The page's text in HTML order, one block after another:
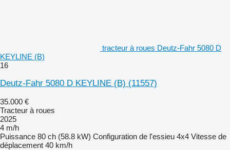
tracteur à roues Deutz-Fahr 5080 D
KEYLINE (B)
16
Deutz-Fahr 5080 D KEYLINE (B) (11557)
35.000 €
Tracteur à roues
2025
4 m/h
Puissance 80 ch (58.8 kW) Configuration de l'essieu 4x4 Vitesse de
déplacement 40 km/h